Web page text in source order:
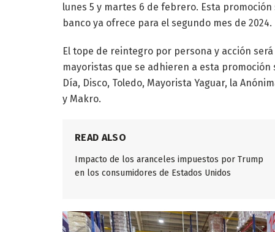
lunes 5 y martes 6 de febrero. Esta
banco ya ofrece para el segundo mes de 2024.
El tope de reintegro por persona y acción
mayoristas que se adhieren a esta promoción
Día, Disco, Toledo, Mayorista Yaguar, la
y Makro.
READ ALSO
Impacto de los aranceles impuestos por Trump
en los consumidores de Estados Unidos